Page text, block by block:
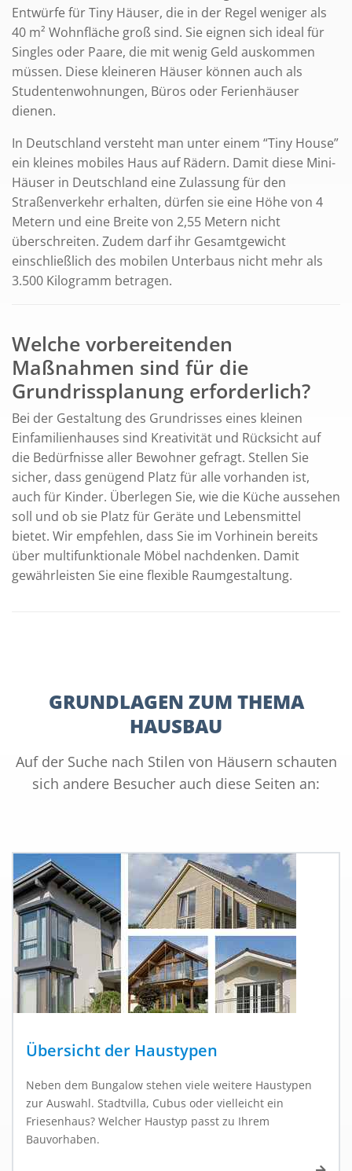
Entwürfe für Tiny Häuser, die in der Regel weniger als
40 m² Wohnfläche groß sind. Sie eignen sich ideal für
Singles oder Paare, die mit wenig Geld auskommen
müssen. Diese kleineren Häuser können auch als
Studentenwohnungen, Büros oder Ferienhäuser
dienen.
In Deutschland versteht man unter einem “Tiny House”
ein kleines mobiles Haus auf Rädern. Damit diese Mini-
Häuser in Deutschland eine Zulassung für den
Straßenverkehr erhalten, dürfen sie eine Höhe von 4
Metern und eine Breite von 2,55 Metern nicht
überschreiten. Zudem darf ihr Gesamtgewicht
einschließlich des mobilen Unterbaus nicht mehr als
3.500 Kilogramm betragen.
Welche vorbereitenden
Maßnahmen sind für die
Grundrissplanung erforderlich?
Bei der Gestaltung des Grundrisses eines kleinen
Einfamilienhauses sind Kreativität und Rücksicht auf
die Bedürfnisse aller Bewohner gefragt. Stellen Sie
sicher, dass genügend Platz für alle vorhanden ist,
auch für Kinder. Überlegen Sie, wie die Küche aussehen
soll und ob sie Platz für Geräte und Lebensmittel
bietet. Wir empfehlen, dass Sie im Vorhinein bereits
über multifunktionale Möbel nachdenken. Damit
gewährleisten Sie eine flexible Raumgestaltung.
GRUNDLAGEN ZUM THEMA
HAUSBAU
Auf der Suche nach Stilen von Häusern schauten
sich andere Besucher auch diese Seiten an:
Übersicht der Haustypen
Neben dem Bungalow stehen viele weitere Haustypen
zur Auswahl. Stadtvilla, Cubus oder vielleicht ein
Friesenhaus? Welcher Haustyp passt zu Ihrem
Bauvorhaben.